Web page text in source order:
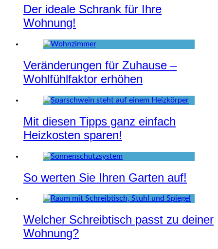
Der ideale Schrank für Ihre
Wohnung!
Veränderungen für Zuhause –
Wohlfühlfaktor erhöhen
Mit diesen Tipps ganz einfach
Heizkosten sparen!
So werten Sie Ihren Garten auf!
Welcher Schreibtisch passt zu deiner
Wohnung?